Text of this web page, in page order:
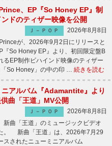
、EP『So Honey EP』制
ドのティザー映像を公開
Ｊ－ＰＯＰ
2026年8月8日
が、2026年9月2日にリリースと
『So Honey EP』より、初回限定盤B
るEP制作ビハインド映像のティザー
So Honey」の中の印 … 続きを読む
ニアルバム『Adamantite』より
曲「王道」MV公開
Ｊ－ＰＯＰ
2026年8月8日
曲「王道」のミュージックビデオ
。 新曲「王道」は、2026年7月29
スされたニューミニアルバム